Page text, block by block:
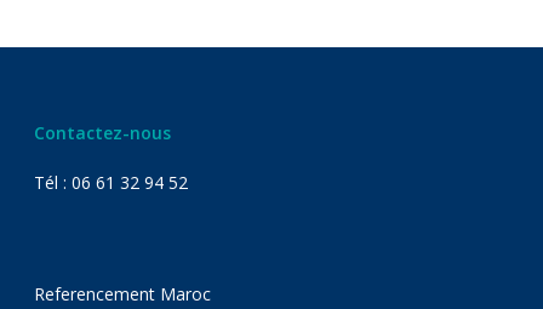
Contactez-nous
Tél : 06 61 32 94 52
Referencement Maroc